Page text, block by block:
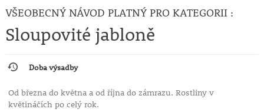
VŠEOBECNÝ NÁVOD PLATNÝ PRO KATEGORII :
Sloupovité jabloně
Doba výsadby
Od března do května a od října do zámrazu. Rostliny v
květináčích po celý rok.